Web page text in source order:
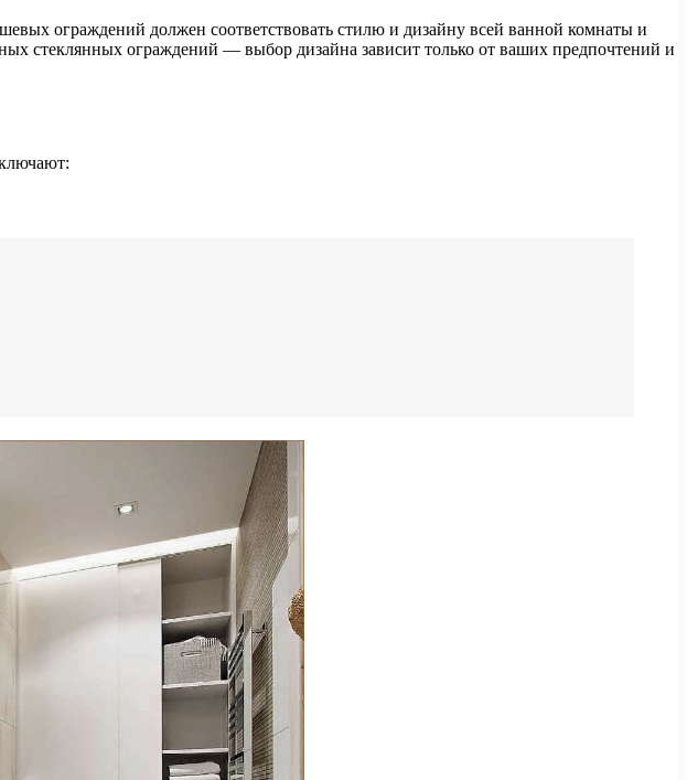
ограждений должен соответствовать стилю и дизайну всей ванной комнаты и
стеклянных ограждений — выбор дизайна зависит только от ваших предпочтений и